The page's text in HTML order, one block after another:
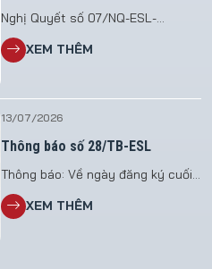
Nghị Quyết số 07/NQ-ESL-
HĐQT.23 V/v miễn nhiệm Tổng
Giám Đốc Công ty Cổ Phần Tiếp
XEM THÊM
13/07/2026
Thông báo số 28/TB-ESL
Thông báo: Về ngày đăng ký cuối
cùng để thực hiện quyền tham dự
đại hội đồng cổ đông bất thường
XEM THÊM